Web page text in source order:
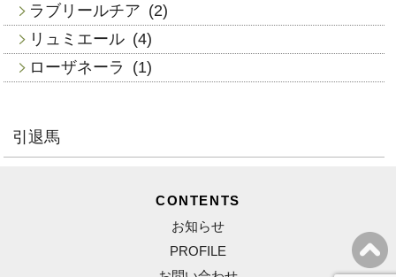
ラブリールチア (2)
リュミエール (4)
ローザネーラ
(1)
引退馬
CONTENTS
お知らせ
PROFILE